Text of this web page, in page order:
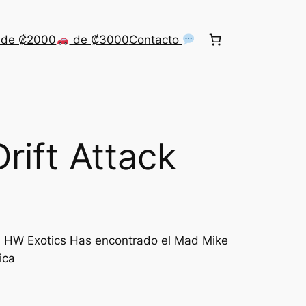
₡2000 de ₡3000Contacto
Attack
Exotics Has encontrado el Mad Mike